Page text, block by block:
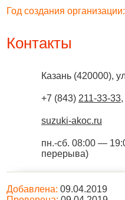
Год создания организации:
Контакты
Казань (420000),
+7 (843) 211-33-33,
suzuki-akoc.ru
пн.-сб. 08:00 —
перерыва)
Добавлена: 09.04.2019